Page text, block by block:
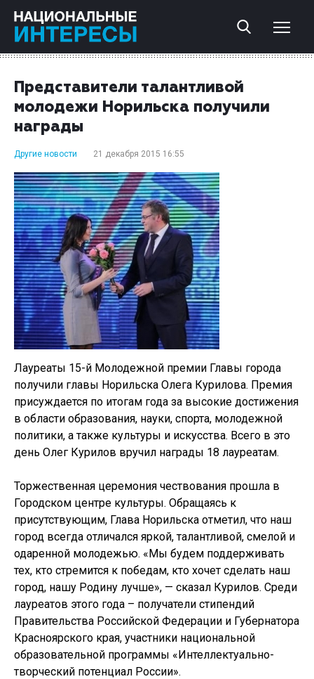
Представители талантливой
молодежи Норильска получили
награды
Другие новости 21 декабря 2015 16:55
Лауреаты 15-й Молодежной премии Главы города
получили главы Норильска Олега Курилова. Премия
присуждается по итогам года за высокие достижения
в области образования, науки, спорта, молодежной
политики, а также культуры и искусства. Всего в это
день Олег Курилов вручил награды 18 лауреатам.
Торжественная церемония чествования прошла в
Городском центре культуры. Обращаясь к
присутствующим, Глава Норильска отметил, что наш
город всегда отличался яркой, талантливой, смелой и
одаренной молодежью. «Мы будем поддерживать
тех, кто стремится к победам, кто хочет сделать наш
город, нашу Родину лучше», — сказал Курилов. Среди
лауреатов этого года – получатели стипендий
Правительства Российской Федерации и Губернатора
Красноярского края, участники национальной
образовательной программы «Интеллектуально-
творческий потенциал России».